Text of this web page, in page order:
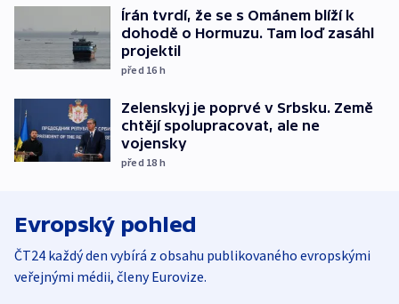
Írán tvrdí, že se s Ománem blíží k
dohodě o Hormuzu. Tam loď zasáhl
projektil
před 16 h
Zelenskyj je poprvé v Srbsku. Země
chtějí spolupracovat, ale ne
vojensky
před 18 h
Evropský pohled
ČT24 každý den vybírá z obsahu publikovaného evropskými
veřejnými médii, členy Eurovize.